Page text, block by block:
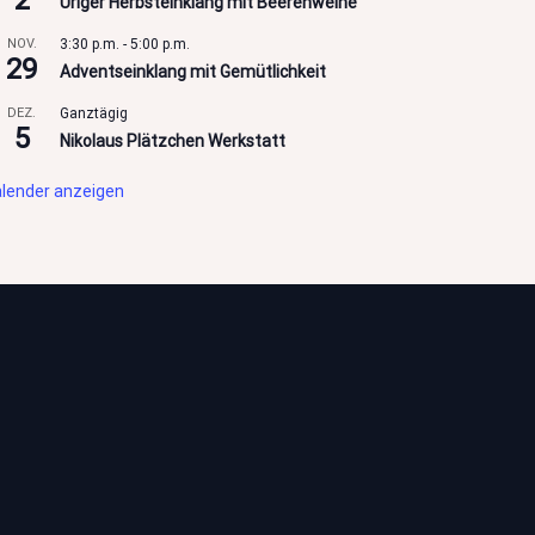
NOV.
29
3:30 p.m. - 5:00 p.m.
Adventseinklang mit Gemütlichkeit
DEZ.
5
Ganztägig
Nikolaus Plätzchen Werkstatt
anzeigen